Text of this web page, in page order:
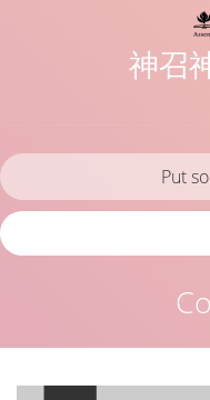
神召